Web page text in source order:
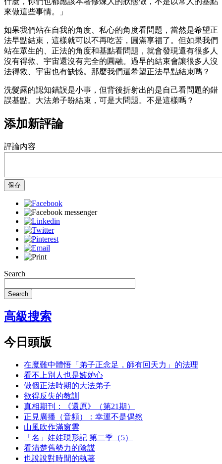
來做這些事情。」
如果我們站在自我的角度、私心的角度看問題，當然是希望正
法早點結束，這樣就可以不再吃苦，圓滿享福了。但如果我們
站在眾生的、正法的角度和基點看問題，就會發現還有很多人
沒有得救、宇宙還沒有完全的圓融。過早的結束會讓很多人沒
法得救、宇宙也有缺憾。那麼我們還希望正法早點結束嗎？
洗髮露的認知錯誤是小事，但背後折射出的是自己看問題的錯
誤基點。大法弟子盼結束，可是大問題。不是這樣嗎？
添加新評論
評論內容
保存
Search
Search
高級搜索
今日頭版
在魔難中體悟「弟子正念足，師有回天力」的法理
看不上別人也是嫉妒心
做個正法時期的大法弟子
欲得反失的教訓
真相期刊：《還原》（第21期）
正見廣播（音頻）：幸運不是偶然
山風吹作滿窗雲
「名」娃娃現形記 第二季（5）
看清楚舊勢力的陰謀
也說說對時間的執著